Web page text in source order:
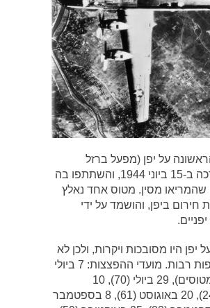
על יפן (מפעל ברזל
ופלדה) נערכה ב-15 ביוני 1944, והשתתפו בה
שהמריאו מסין. מטוס אחד נאלץ
חירום ביפן, והושמד על ידי
יפן היו מסובכות ויקרות, ולכן לא
נערכו התקפות רבות. מועדי ההפצצות: 7 ביולי
1944 (14 מטוסים), 29 ביולי (70), 10
באוגוסט (24), 20 באוגוסט (61), 8 בספטמבר